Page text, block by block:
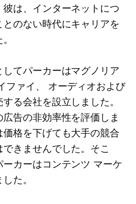
彼は、インターネットにつ
のない時代にキャリアを
してパーカーはマグノリア
ファイ、
オーディオおよび
る会社を設立しました。
告の非効率性を評価しま
価格を下げても大手の競合
きませんでした。そこ
ーカーはコンテンツ マーケ
た。